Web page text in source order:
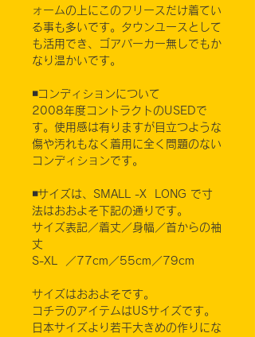
ォームの上にこのフリースだけ着てい
る事も多いです。タウンユースとして
も活用でき、ゴアパーカー無しでもか
なり温かいです。
◾️コンディションについて
2008年度コントラクトのUSEDで
す。使用感は有りますが目立つような
傷や汚れもなく着用に全く問題のない
コンディションです。
◾️サイズは、SMALL -X LONG で寸
法はおおよそ下記の通りです。
サイズ表記／着丈／身幅／首からの袖
丈
S-XL ／77cm／55cm／79cm
サイズはおおよそです。
コチラのアイテムはUSサイズです。
日本サイズより若干大きめの作りにな